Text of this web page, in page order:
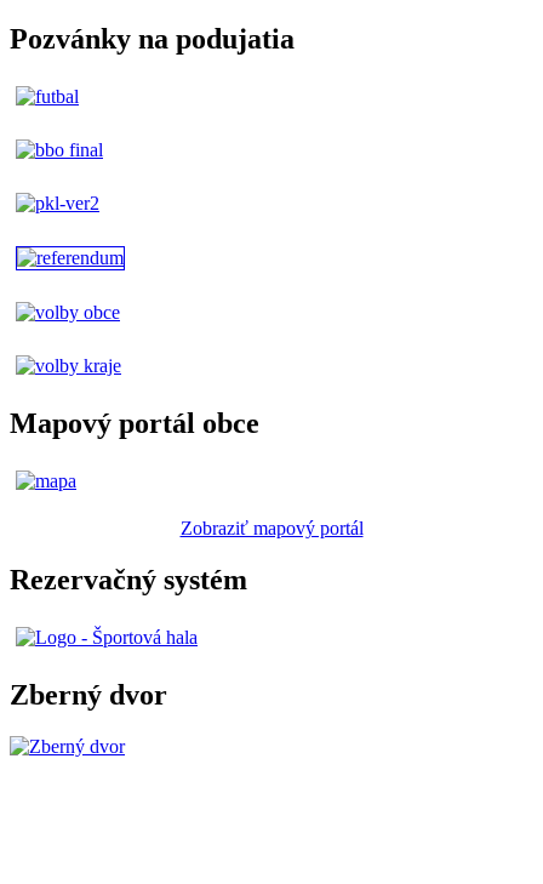
Pozvánky na podujatia
Mapový portál obce
Zobraziť mapový portál
Rezervačný systém
Zberný dvor